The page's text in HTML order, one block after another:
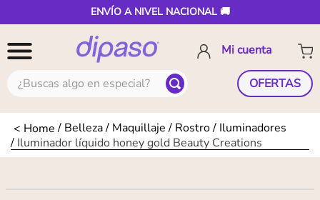
ENVÍO A NIVEL NACIONAL 🚚
¿Buscas algo en especial? OFERTAS
Belleza Maquillaje Rostro
Iluminadores
Iluminador líquido honey gold Beauty Creations